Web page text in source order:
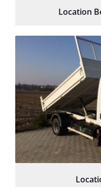
Location